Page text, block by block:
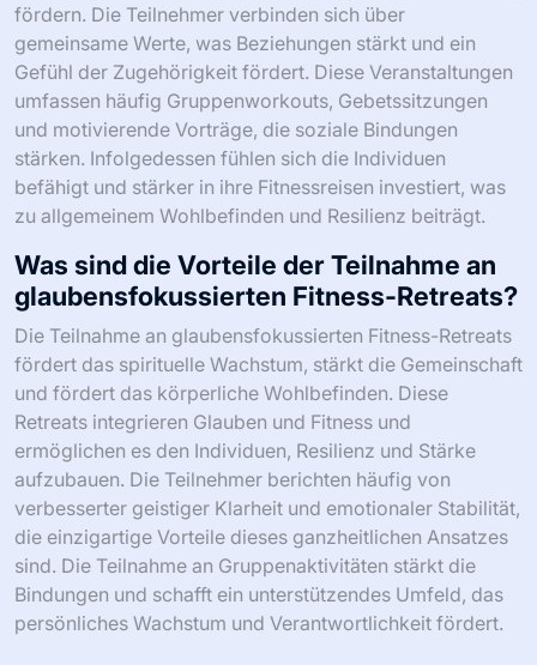
fördern. Die Teilnehmer verbinden sich über
gemeinsame Werte, was Beziehungen stärkt und ein
Gefühl der Zugehörigkeit fördert. Diese Veranstaltungen
umfassen häufig Gruppenworkouts, Gebetssitzungen
und motivierende Vorträge, die soziale Bindungen
stärken. Infolgedessen fühlen sich die Individuen
befähigt und stärker in ihre Fitnessreisen investiert, was
zu allgemeinem Wohlbefinden und Resilienz beiträgt.
Was sind die Vorteile der Teilnahme an
glaubensfokussierten Fitness-Retreats?
Die Teilnahme an glaubensfokussierten Fitness-Retreats
fördert das spirituelle Wachstum, stärkt die Gemeinschaft
und fördert das körperliche Wohlbefinden. Diese
Retreats integrieren Glauben und Fitness und
ermöglichen es den Individuen, Resilienz und Stärke
aufzubauen. Die Teilnehmer berichten häufig von
verbesserter geistiger Klarheit und emotionaler Stabilität,
die einzigartige Vorteile dieses ganzheitlichen Ansatzes
sind. Die Teilnahme an Gruppenaktivitäten stärkt die
Bindungen und schafft ein unterstützendes Umfeld, das
persönliches Wachstum und Verantwortlichkeit fördert.